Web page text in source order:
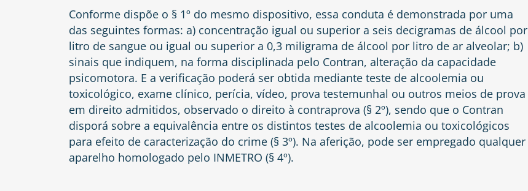
Conforme dispõe o § 1º do mesmo dispositivo, essa conduta é demonstrada por uma
das seguintes formas: a) concentração igual ou superior a seis decigramas de álcool por
litro de sangue ou igual ou superior a 0,3 miligrama de álcool por litro de ar alveolar; b)
sinais que indiquem, na forma disciplinada pelo Contran, alteração da capacidade
psicomotora. E a verificação poderá ser obtida mediante teste de alcoolemia ou
toxicológico, exame clínico, perícia, vídeo, prova testemunhal ou outros meios de prova
em direito admitidos, observado o direito à contraprova (§ 2º), sendo que o Contran
disporá sobre a equivalência entre os distintos testes de alcoolemia ou toxicológicos
para efeito de caracterização do crime (§ 3º). Na aferição, pode ser empregado qualquer
aparelho homologado pelo INMETRO (§ 4º).